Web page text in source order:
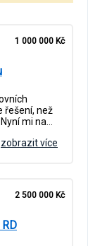
1 000 000 Kč
řešení, než
mi na…
zobrazit více
2 500 000 Kč